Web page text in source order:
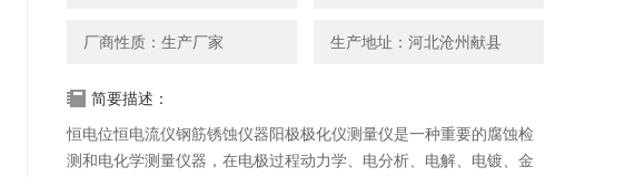
厂商性质：生产厂家 生产地址：河北沧州献县
简要描述：
恒电位恒电流仪钢筋锈蚀仪器阳极极化仪测量仪是一种重要的腐蚀检
测和电化学测量仪器，在电极过程动力学、电分析、电解、电镀、金